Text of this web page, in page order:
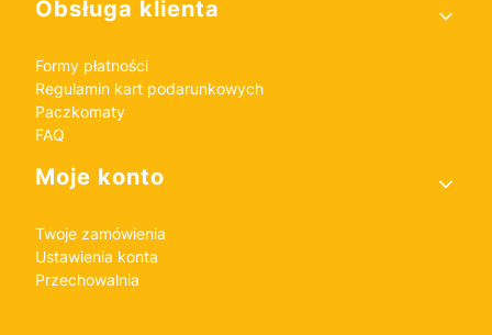
Obsługa klienta
Formy płatności
Regulamin kart podarunkowych
Paczkomaty
FAQ
Moje konto
Twoje zamówienia
Ustawienia konta
Przechowalnia